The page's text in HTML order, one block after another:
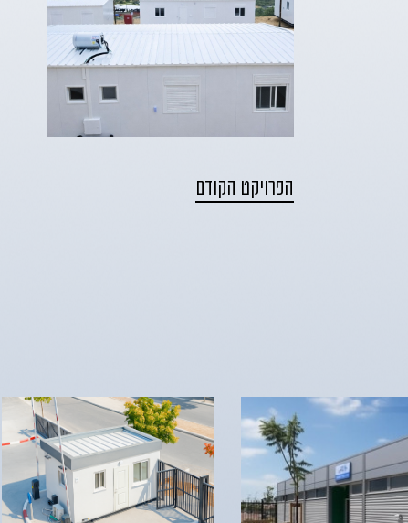
הפרויקט הקודם